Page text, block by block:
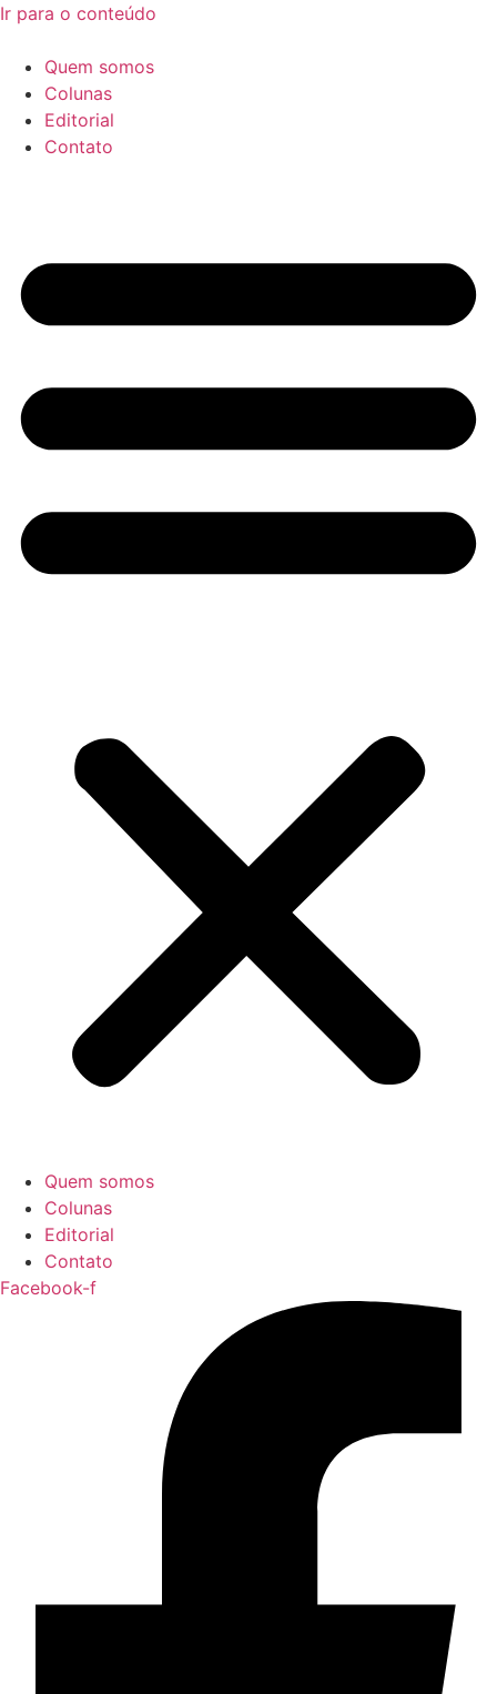
Ir para o conteúdo
Quem somos
Colunas
Editorial
Contato
Quem somos
Colunas
Editorial
Contato
Facebook-f